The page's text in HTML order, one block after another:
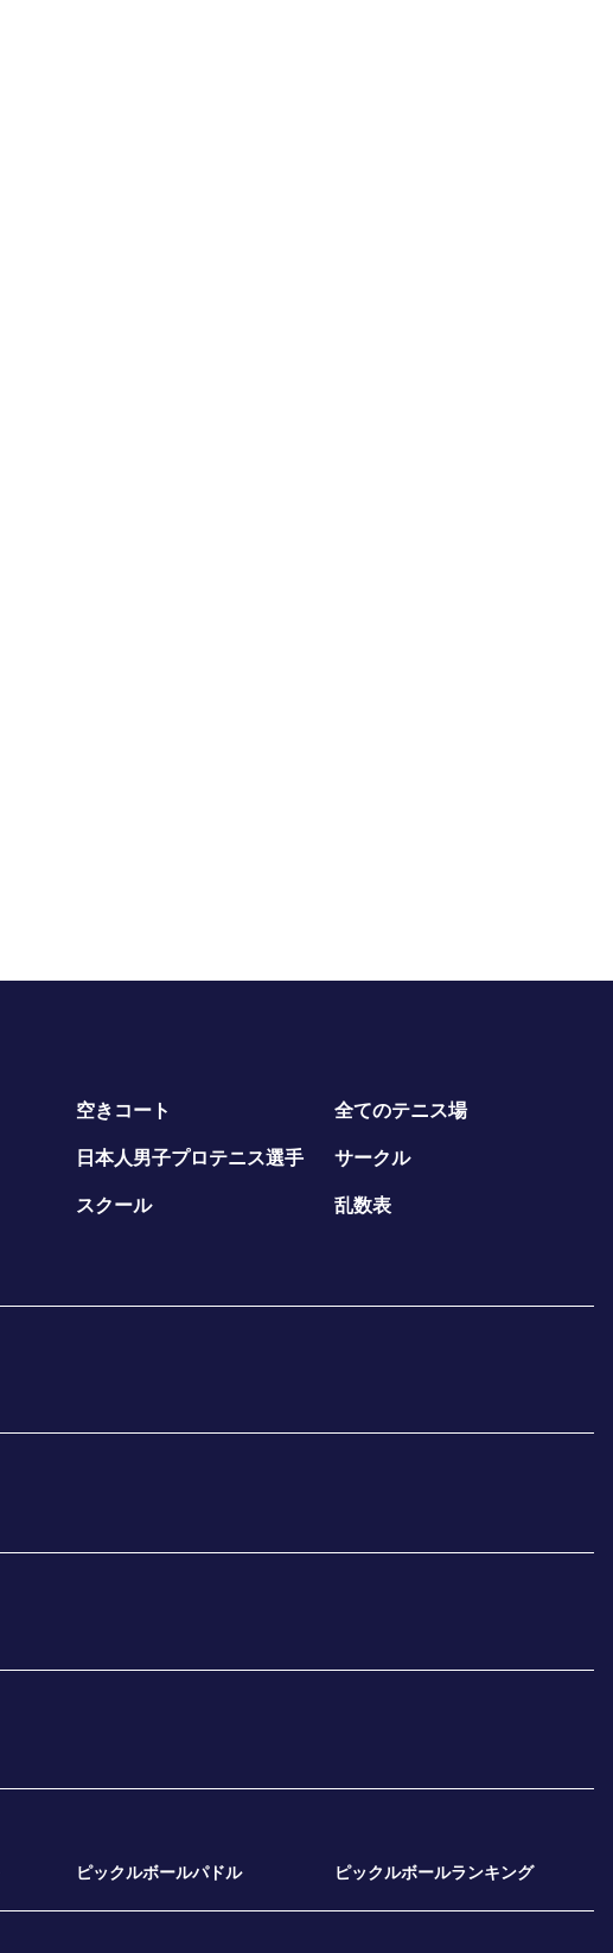
空きコート 全てのテニス場
日本人男子プロテニス選手 サークル
スクール 乱数表
ピックルボールパドル ピックルボールランキング